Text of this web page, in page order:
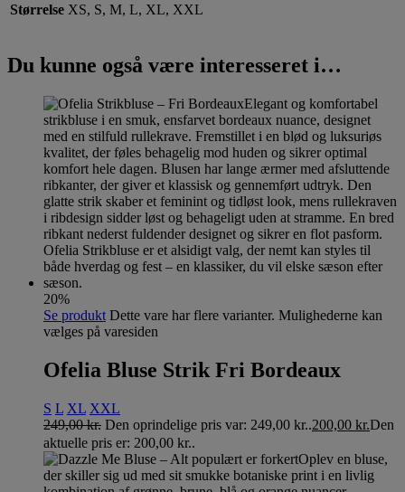
Størrelse XS, S, M, L, XL, XXL
Du kunne også være interesseret i…
20%
Se produkt Dette vare har flere varianter. Mulighederne kan
vælges på varesiden
Ofelia Bluse Strik Fri Bordeaux
S L XL XXL
249,00kr. Den oprindelige pris var: 249,00 kr..200,00 kr.Den
aktuelle pris er: 200,00 kr..